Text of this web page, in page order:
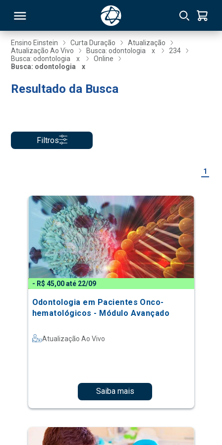
Ensino Einstein Curta Duração
Atualização
Atualização Ao Vivo
Busca: odontologia x
234
Busca: odontologia
x
Online
Busca: odontologia
x
Resultado da Busca
Filtros
1
- R$ 45,00 até 22/09
Odontologia em Pacientes Onco-
hematológicos - Módulo Avançado
Atualização Ao Vivo
Saiba mais